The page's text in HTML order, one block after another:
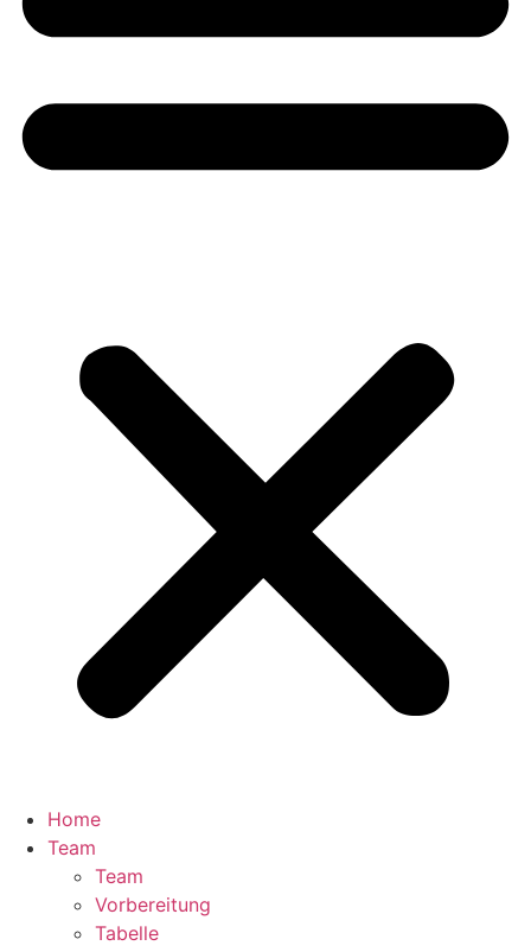
Home
Team
Team
Vorbereitung
Tabelle